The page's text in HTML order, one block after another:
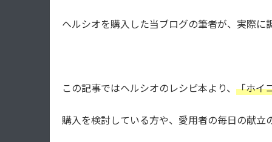
ヘルシオを購入した当ブログの筆者が、実際
この記事ではヘルシオのレシピ本より、 「ホイ
購入を検討している方や、愛用者の毎日の献立